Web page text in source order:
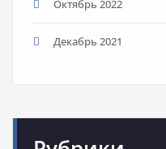
Октябрь 2022
Декабрь 2021